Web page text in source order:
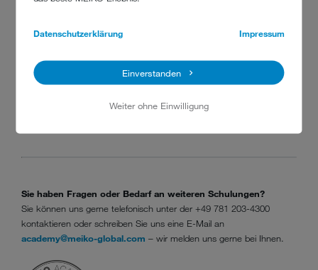
Datenschutzerklärung Impressum
Einverstanden
Weiter ohne Einwilligung
MEIKO-KONTO REGISTRIEREN
Sie haben Fragen oder Bedarf an weiteren Schulungen?
Sie können uns gerne telefonisch unter der +49 781 203-4300
kontaktieren oder schreiben Sie uns eine E-Mail an
academy@meiko-global.com – wir melden uns gerne bei Ihnen.